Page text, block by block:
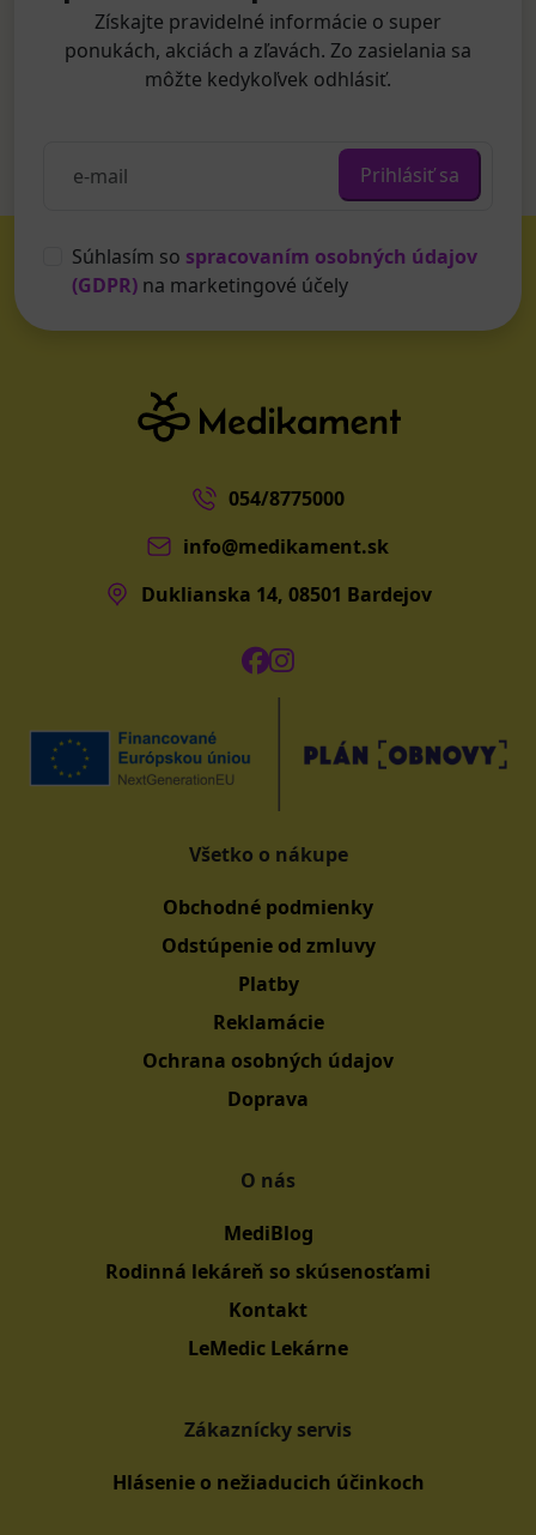
Získajte pravidelné informácie o super
ponukách, akciách a zľavách. Zo zasielania sa
môžte kedykoľvek odhlásiť.
Prihlásiť sa
Súhlasím so spracovaním osobných údajov
(GDPR) na marketingové účely
054/8775000
info@medikament.sk
Duklianska 14, 08501 Bardejov
Všetko o nákupe
Obchodné podmienky
Odstúpenie od zmluvy
Platby
Reklamácie
Ochrana osobných údajov
Doprava
O nás
MediBlog
Rodinná lekáreň so skúsenosťami
Kontakt
LeMedic Lekárne
Zákaznícky servis
Hlásenie o nežiaducich účinkoch